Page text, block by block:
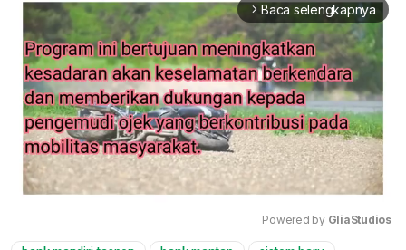
arrow_forward_ios Baca selengkapnya
Powered by GliaStudios